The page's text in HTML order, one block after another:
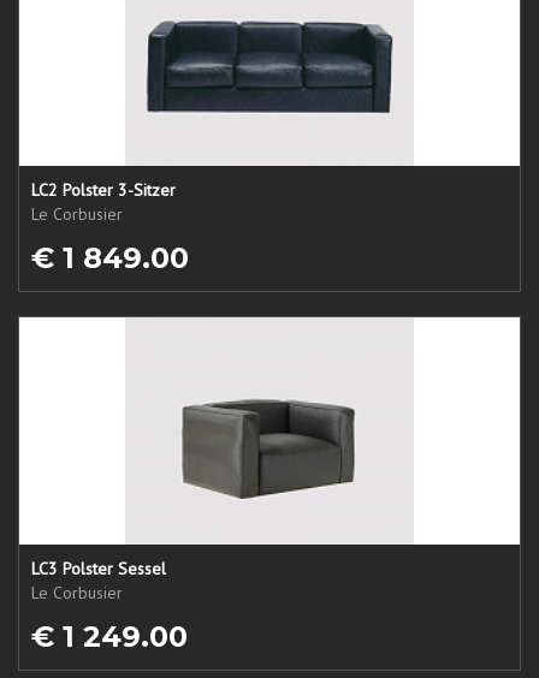
LC2 Polster 3-Sitzer
Le Corbusier
€ 1 849.00
LC3 Polster Sessel
Le Corbusier
€ 1 249.00